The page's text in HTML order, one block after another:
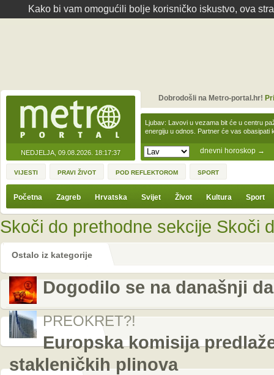
Kako bi vam omogućili bolje korisničko iskustvo, ova
NEDJELJA, 09.08.2026. 18:17:37 dnevni horoskop →
Ljubav: Lavovi u vezama bit će u centru
energiju u odnos. Partner će vas obasipati
Dobrodošli na Metro-portal.hr!
VIJESTI PRAVI ŽIVOT POD REFLEKTOROM SPORT
Početna Zagreb Hrvatska Svijet Život Kultura Sport
Skoči do prethodne sekcije Skoči
Ostalo iz kategorije
Dogodilo se na današnji
PREOKRET?!
Europska komisija
stakleničkih plinova